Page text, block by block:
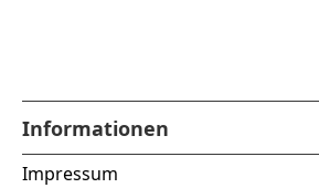
Informationen
Impressum